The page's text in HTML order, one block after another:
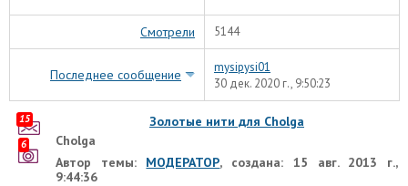
Смотрели 5144
Последнее сообщение
mysipysi01
30 дек. 2020 г., 9:50:23
Золотые нити для Cholga
Cholga
Автор темы: МОДЕРАТОР, создана: 15 авг. 2013 г.,
9:44:36
15
6